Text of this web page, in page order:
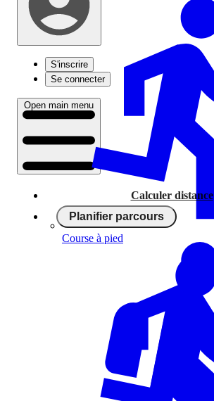
S'inscrire
Se connecter
Open main menu
Calculer distance
Planifier parcours
Course à pied